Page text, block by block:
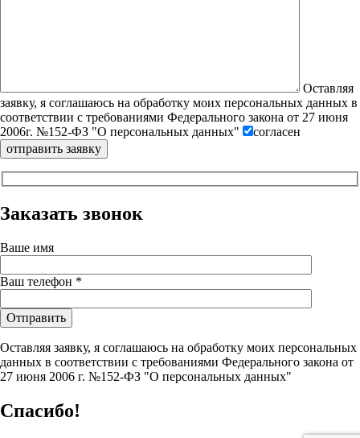
Оставляя
заявку, я соглашаюсь на обработку моих персональных данных в
соответствии с требованиями Федерального закона от 27 июня
2006г. №152-ФЗ "О персональных данных"
согласен
Заказать звонок
Ваше имя
Ваш телефон *
Оставляя заявку, я соглашаюсь на обработку моих персональных
данных в соответствии с требованиями Федерального закона от
27 июня 2006 г. №152-ФЗ "О персональных данных"
Спасибо!